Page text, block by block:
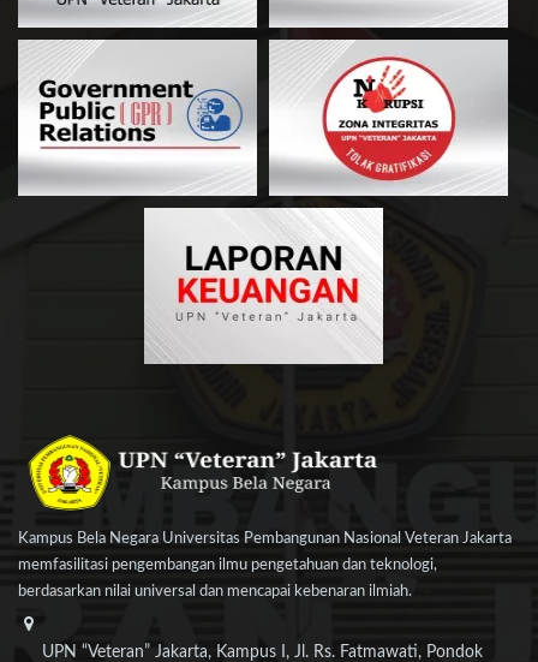
Kampus Bela Negara Universitas Pembangunan Nasional Veteran Jakarta
memfasilitasi pengembangan ilmu pengetahuan dan teknologi,
berdasarkan nilai universal dan mencapai kebenaran ilmiah.
UPN “Veteran” Jakarta, Kampus I, Jl. Rs. Fatmawati, Pondok